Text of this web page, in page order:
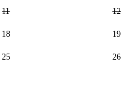
11 12
18 19
25 26